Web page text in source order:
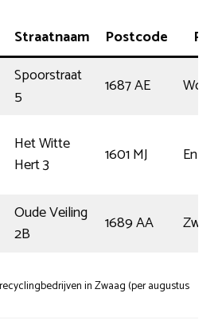
Straatnaam Postcode
Spoorstraat
5
1687 AE
Het Witte
Hert 3
1601 MJ
Oude Veiling
2B
1689 AA Zwaag
in Zwaag (per augustus